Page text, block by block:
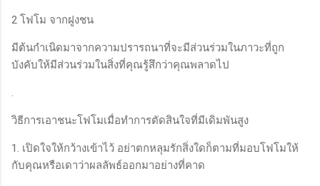
2 โฟโม จากฝูงชน
มีต้นกำเนิดมาจากความปรารถนาที่จะมีส่วนร่วมในภาวะที่ถูก
บังคับให้มีส่วนร่วมในสิ่งที่คุณรู้สึกว่าคุณพลาดไป
.
วิธีการเอาชนะโฟโมเมื่อทำการตัดสินใจที่มีเดิมพันสูง
1. เปิดใจให้กว้างเข้าไว้ อย่าตกหลุมรักสิ่งใดก็ตามที่มอบโฟโมให้
กับคุณหรือเดาว่าผลลัพธ์ออกมาอย่างที่คาด